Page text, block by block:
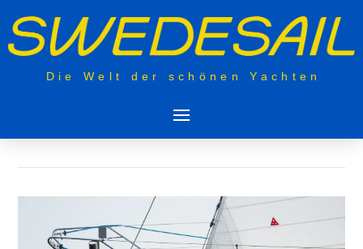
Die Welt der schönen Yachten